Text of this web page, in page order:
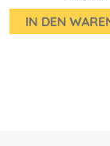
IN DEN